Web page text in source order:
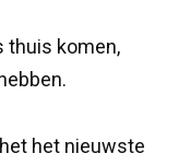
thuis komen,
het nieuwste